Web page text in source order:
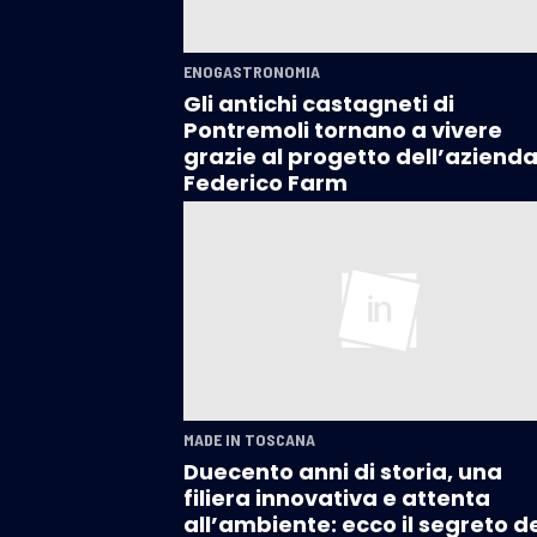
ENOGASTRONOMIA
Gli antichi castagneti di
Pontremoli tornano a vivere
grazie al progetto dell’azienda
Federico Farm
MADE IN TOSCANA
Duecento anni di storia, una
filiera innovativa e attenta
all’ambiente: ecco il segreto